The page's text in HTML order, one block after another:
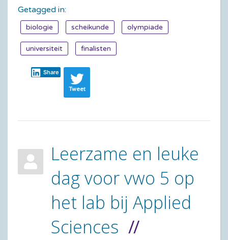
Getagged in:
biologie scheikunde olympiade
universiteit finalisten
Share
Tweet
Leerzame en leuke
dag voor vwo 5 op
het lab bij Applied
Sciences